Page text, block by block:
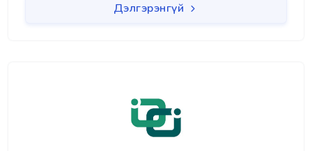
Дэлгэрэнгүй